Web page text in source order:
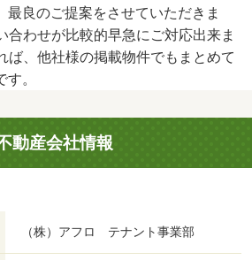
最良のご提案をさせていただきま
わせが比較的早急にご対応出来ま
、他社様の掲載物件でもまとめて
。
動産会社情報
（株）アフロ テナント事業部